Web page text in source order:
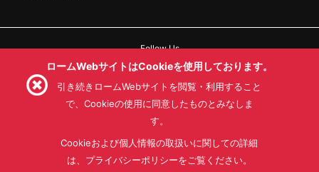
Follow Us
利用目的
プライバシーポリシー
サイトマップ
ローム製品の販売に関する標準契約条件書(PDF)
ロームWebサイトはCookieを使用しております。
引き続きロームWebサイトを閲覧・利用すること
で、Cookieの使用に同意したものとみなしま
す。
Cookieおよび個人情報の取扱いに関しての詳細
は、プライバシーポリシーをご覧ください。